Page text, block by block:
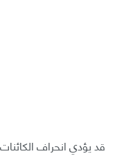
قد يؤدي انحراف